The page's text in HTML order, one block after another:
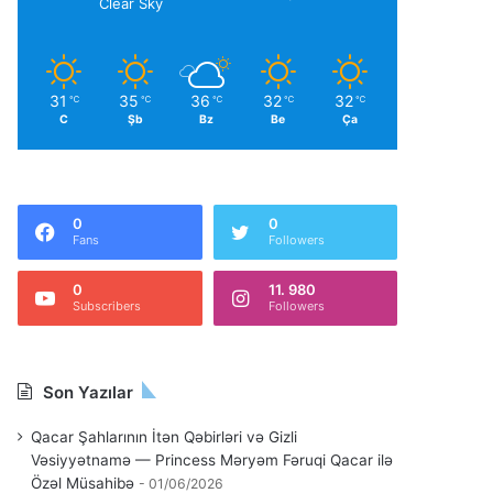
31 ℃
C
35 ℃
Şb
36 ℃
Bz
32 ℃
Be
32 ℃
Ça
0
Fans
0
Followers
0
Subscribers
11. 980
Followers
Son Yazılar
Qacar Şahlarının İtən Qəbirləri və Gizli
Vəsiyyətnamə — Princess Məryəm Fəruqi Qacar ilə
Özəl Müsahibə
01/06/2026